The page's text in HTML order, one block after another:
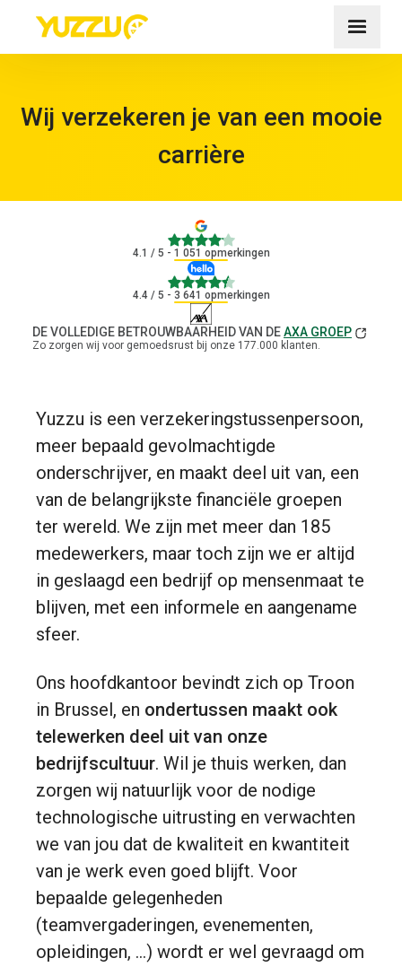
Wij verzekeren je van een mooie
carrière
4.1
4.1 / 5 - 1 051 opmerkingen
4.4
4.4 / 5 - 3 641 opmerkingen
DE VOLLEDIGE BETROUWBAARHEID VAN DEAXA GROEP
Zo zorgen wij voor gemoedsrust bij onze 177.000 klanten.
Yuzzu is een verzekeringstussenpersoon,
meer bepaald gevolmachtigde
onderschrijver, en maakt deel uit van, een
van de belangrijkste financiële groepen
ter wereld. We zijn met meer dan 185
medewerkers, maar toch zijn we er altijd
in geslaagd een bedrijf op mensenmaat te
blijven, met een informele en aangename
sfeer.
Ons hoofdkantoor bevindt zich op Troon
in Brussel, en ondertussen maakt ook
telewerken deel uit van onze
bedrijfscultuur. Wil je thuis werken, dan
zorgen wij natuurlijk voor de nodige
technologische uitrusting en verwachten
we van jou dat de kwaliteit en kwantiteit
van je werk even goed blijft. Voor
bepaalde gelegenheden
(teamvergaderingen, evenementen,
opleidingen, …) wordt er wel gevraagd om